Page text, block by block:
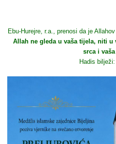
Ebu-Hurejre, r.a., prenosi da je
Allah ne gleda u vaša tijela, niti u
srca i
Hadis